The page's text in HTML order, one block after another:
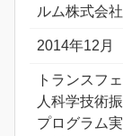
ルム株式会
2014年12月
トランスフ
人科学技術
プログラム